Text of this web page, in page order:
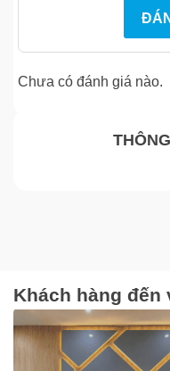
Chưa có đánh giá nào.
Khách hàng đến